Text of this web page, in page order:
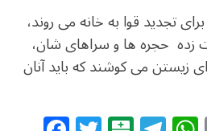
تجدید قوا به خانه می­ روند،
حجره ­ها و سراهای­ شان،
زیستن می­ کوشند که باید آنان